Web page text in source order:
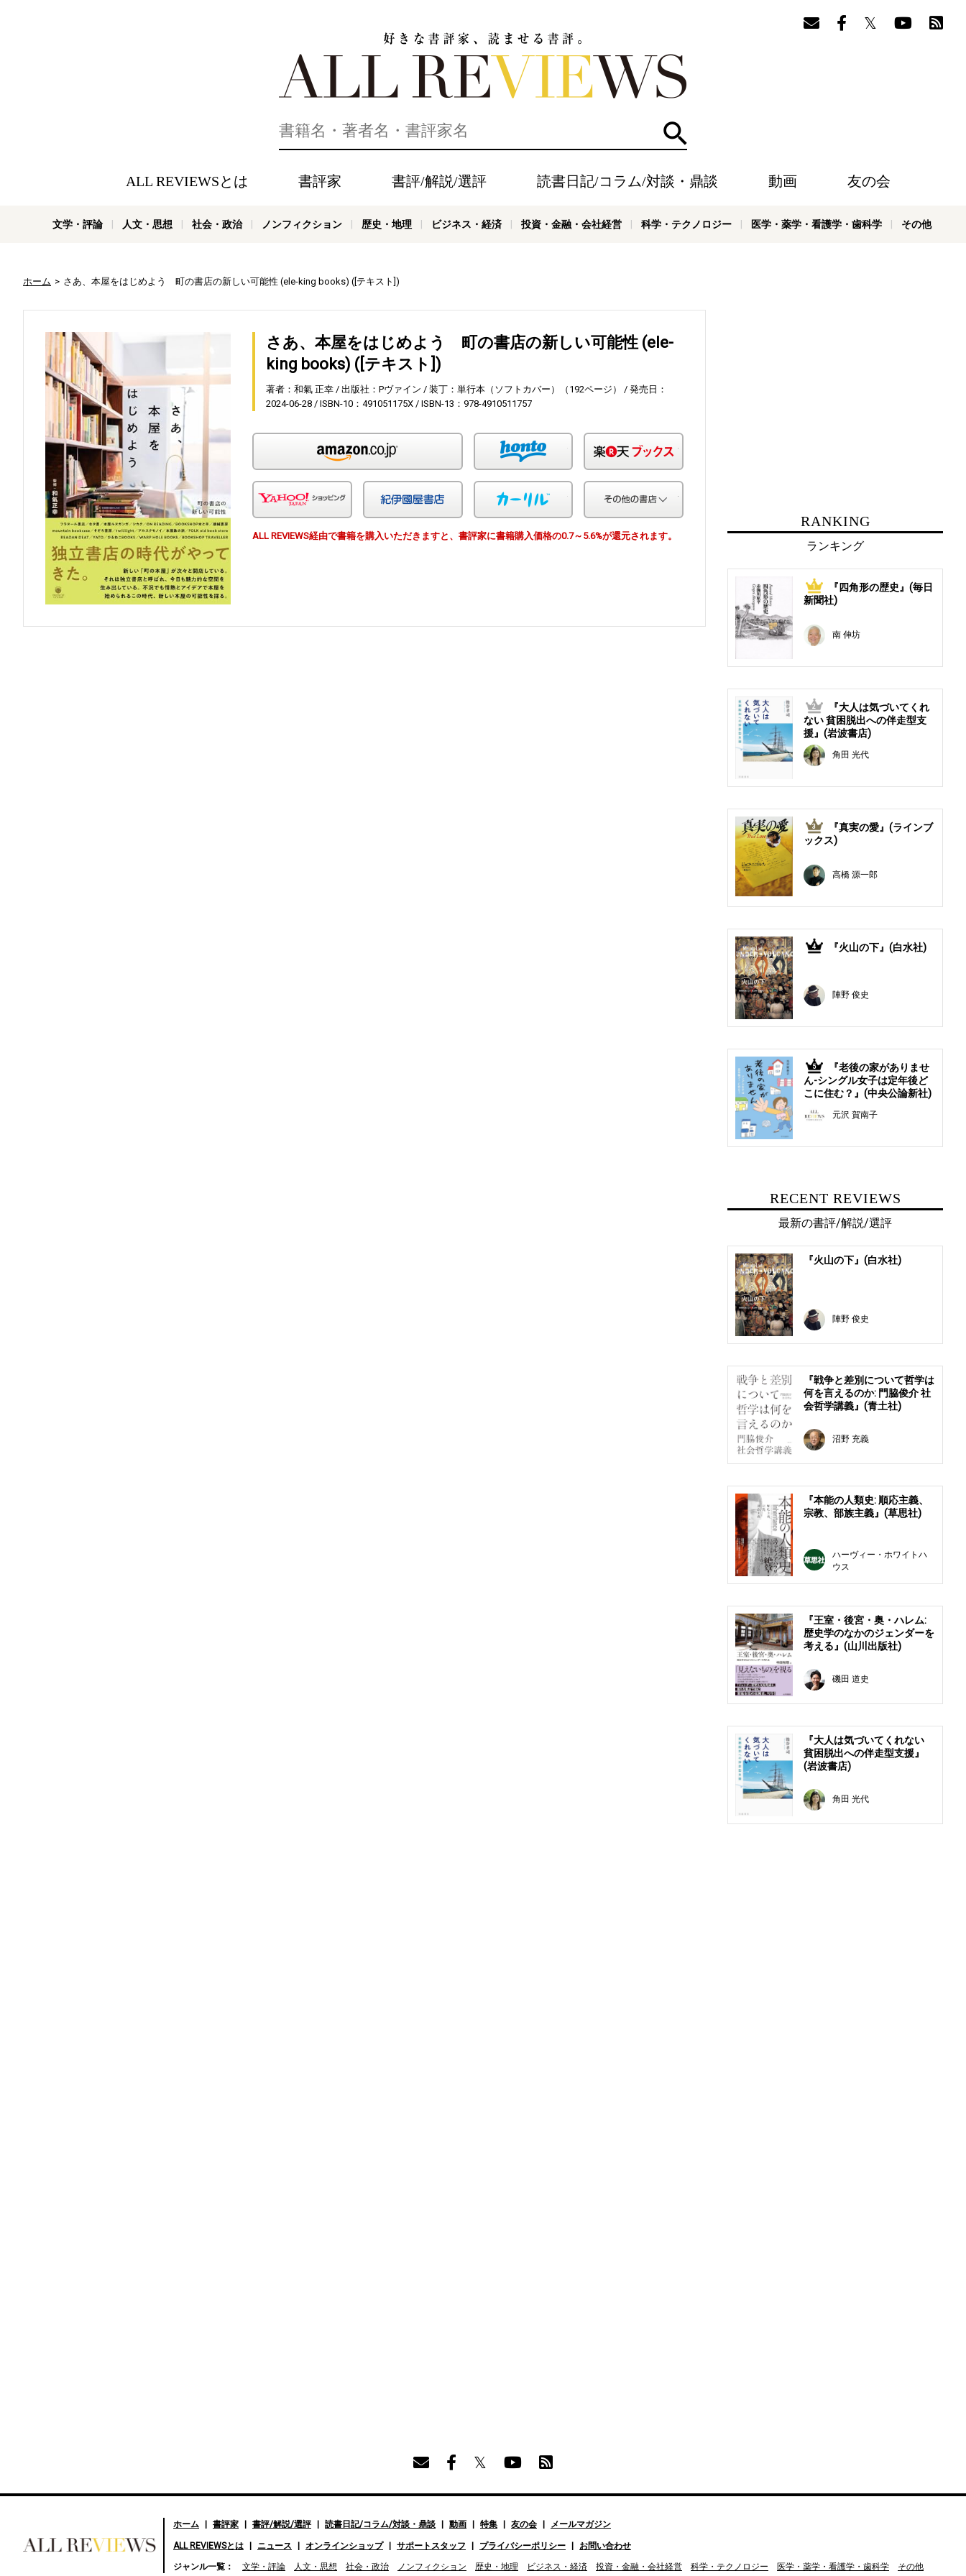
検索
ALL REVIEWSとは 書評家 書評/解説/選評 読書日記/コラム/対談・鼎談 動画 友の会
文学・評論 人文・思想 社会・政治 ノンフィクション 歴史・地理 ビジネス・経済 投資・金融・会社経営 科学・テクノロジー 医学・薬学・看護学・歯科学 その他
ホーム さあ、本屋をはじめよう 町の書店の新しい可能性 (ele-king books) ([テキスト])
さあ、本屋をはじめよう 町の書店の新しい可能性 (ele-
king books) ([テキスト])
著者：和氣 正幸 出版社：Pヴァイン 装丁：単行本（ソフトカバー）（192ページ）
発売日：
2024-06-28
ISBN-10：491051175X ISBN-13：978-4910511757
Yahoo!ショッピング
ALL REVIEWS経由で書籍を購入いただきますと、書評家に書籍購入価格の0.7～5.6%が還元されます。
RANKING
ランキング
1
『四角形の歴史』(毎日
新聞社)
南 伸坊
2
『大人は気づいてくれ
ない 貧困脱出への伴走型支
援』(岩波書店)
角田 光代
3
『真実の愛』(ラインブ
ックス)
高橋 源一郎
4 『火山の下』(白水社)
陣野 俊史
5
『老後の家がありませ
ん-シングル女子は定年後ど
こに住む？』(中央公論新社)
元沢 賀南子
RECENT REVIEWS
最新の書評/解説/選評
『火山の下』(白水社)
陣野 俊史
『戦争と差別について哲学は
何を言えるのか: 門脇俊介 社
会哲学講義』(青土社)
沼野 充義
『本能の人類史: 順応主義、
宗教、部族主義』(草思社)
ハーヴィー・ホワイトハ
ウス
『王室・後宮・奥・ハレム:
歴史学のなかのジェンダーを
考える』(山川出版社)
磯田 道史
『大人は気づいてくれない
貧困脱出への伴走型支援』
(岩波書店)
角田 光代
ホーム 書評家 書評/解説/選評 読書日記/コラム/対談・鼎談 動画 特集 友の会 メールマガジン
ALL REVIEWSとは ニュース オンラインショップ サポートスタッフ プライバシーポリシー お問い合わせ
ジャンル一覧： 文学・評論 人文・思想 社会・政治 ノンフィクション 歴史・地理 ビジネス・経済 投資・金融・会社経営 科学・テクノロジー 医学・薬学・看護学・歯科学 その他